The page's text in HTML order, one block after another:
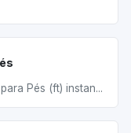
Pés (ft) instan...